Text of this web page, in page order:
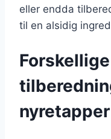
eller endda
til en alsidig
Forskellige
nyretapper